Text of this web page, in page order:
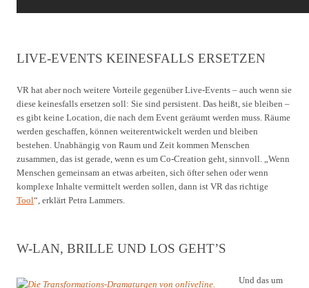
LIVE-EVENTS KEINESFALLS ERSETZEN
VR hat aber noch weitere Vorteile gegenüber Live-Events – auch wenn sie
diese keinesfalls ersetzen soll: Sie sind persistent. Das heißt, sie bleiben –
es gibt keine Location, die nach dem Event geräumt werden muss. Räume
werden geschaffen, können weiterentwickelt werden und bleiben
bestehen. Unabhängig von Raum und Zeit kommen Menschen
zusammen, das ist gerade, wenn es um Co-Creation geht, sinnvoll. „Wenn
Menschen gemeinsam an etwas arbeiten, sich öfter sehen oder wenn
komplexe Inhalte vermittelt werden sollen, dann ist VR das richtige
Tool“, erklärt Petra Lammers.
W-LAN, BRILLE UND LOS GEHT’S
Und das um